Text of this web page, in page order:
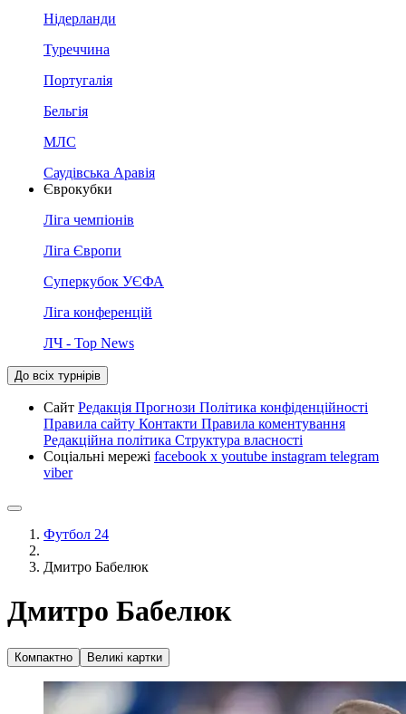
Нідерланди
Туреччина
Португалія
Бельгія
МЛС
Саудівська Аравія
Єврокубки
Ліга чемпіонів
Ліга Європи
Суперкубок УЄФА
Ліга конференцій
ЛЧ - Top News
До всіх турнірів
Сайт Редакція Прогнози Політика конфіденційності
Правила сайту Контакти Правила коментування
Редакційна політика Структура власності
Соціальні мережі facebook x youtube instagram telegram
viber
Футбол 24
Дмитро Бабелюк
Дмитро Бабелюк
Компактно Великі картки